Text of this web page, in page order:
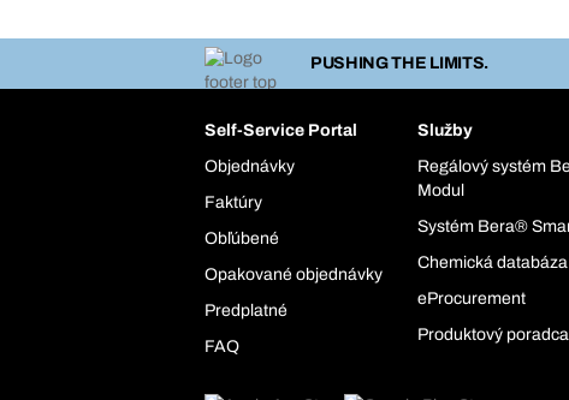
PUSHING THE LIMITS.
Self-Service Portal
Objednávky
Faktúry
Obľúbené
Opakované objednávky
Predplatné
FAQ
Služby
Regálový systém
Modul
Systém Bera®
Chemická databáza
eProcurement
Produktový poradca